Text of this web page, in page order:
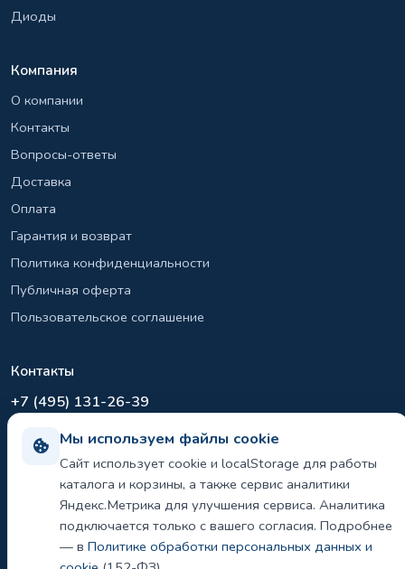
Мы используем файлы cookie
Сайт использует cookie и localStorage для работы
каталога и корзины, а также сервис аналитики
Яндекс.Метрика для улучшения сервиса. Аналитика
подключается только с вашего согласия. Подробнее
— в Политике обработки персональных данных и
Диоды
Компания
О компании
Контакты
Вопросы-ответы
Доставка
Оплата
Гарантия и возврат
Политика конфиденциальности
Публичная оферта
Пользовательское соглашение
Контакты
+7 (495) 131-26-39
info@el-sirius.ru
МО, г. Раменское, ул. Карла Маркса
Склад: Шереметьево, Московская область
2026 ООО «ЭЛ-СИРИУС». Все права защищены.
Политика конфиденциальности и использования cookie